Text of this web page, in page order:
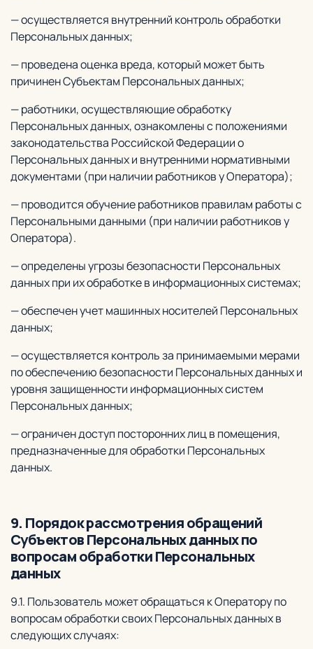
— осуществляется внутренний контроль обработки
Персональных данных;
— проведена оценка вреда, который может быть
причинен Субъектам Персональных данных;
— работники, осуществляющие обработку
Персональных данных, ознакомлены с положениями
законодательства Российской Федерации о
Персональных данных и внутренними нормативными
документами (при наличии работников у Оператора);
— проводится обучение работников правилам работы с
Персональными данными (при наличии работников у
Оператора).
— определены угрозы безопасности Персональных
данных при их обработке в информационных системах;
— обеспечен учет машинных носителей Персональных
данных;
— осуществляется контроль за принимаемыми мерами
по обеспечению безопасности Персональных данных и
уровня защищенности информационных систем
Персональных данных;
— ограничен доступ посторонних лиц в помещения,
предназначенные для обработки Персональных
данных.
9. Порядок рассмотрения обращений
Субъектов Персональных данных по
вопросам обработки Персональных
данных
9.1. Пользователь может обращаться к Оператору по
вопросам обработки своих Персональных данных в
следующих случаях: